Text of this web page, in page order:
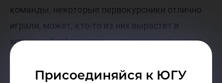
Присоединяйся к ЮГУ
команды, некоторые первокурсники отлично
играли, может, кто-то из них вырастет в
хороших футболистов», – прокомментировал
Алексей Снигирев.